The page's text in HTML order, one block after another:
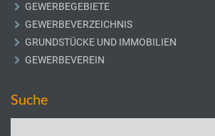
GEWERBEGEBIETE
GEWERBEVERZEICHNIS
GRUNDSTÜCKE UND IMMOBILIEN
GEWERBEVEREIN
Suche